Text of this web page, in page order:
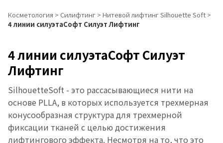
Косметология > Силифтинг > Нитевой лифтинг Silhouette Soft >
4 линии силуэтаСофт Силуэт Лифтинг
4 линии силуэтаСофт Силуэт
Лифтинг
SilhouetteSoft - это рассасывающиеся нити на
основе PLLA, в которых используется трехмерная
конусообразная структура для трехмерной
фиксации тканей с целью достижения
лифтингового эффекта. Несмотря на то, что это